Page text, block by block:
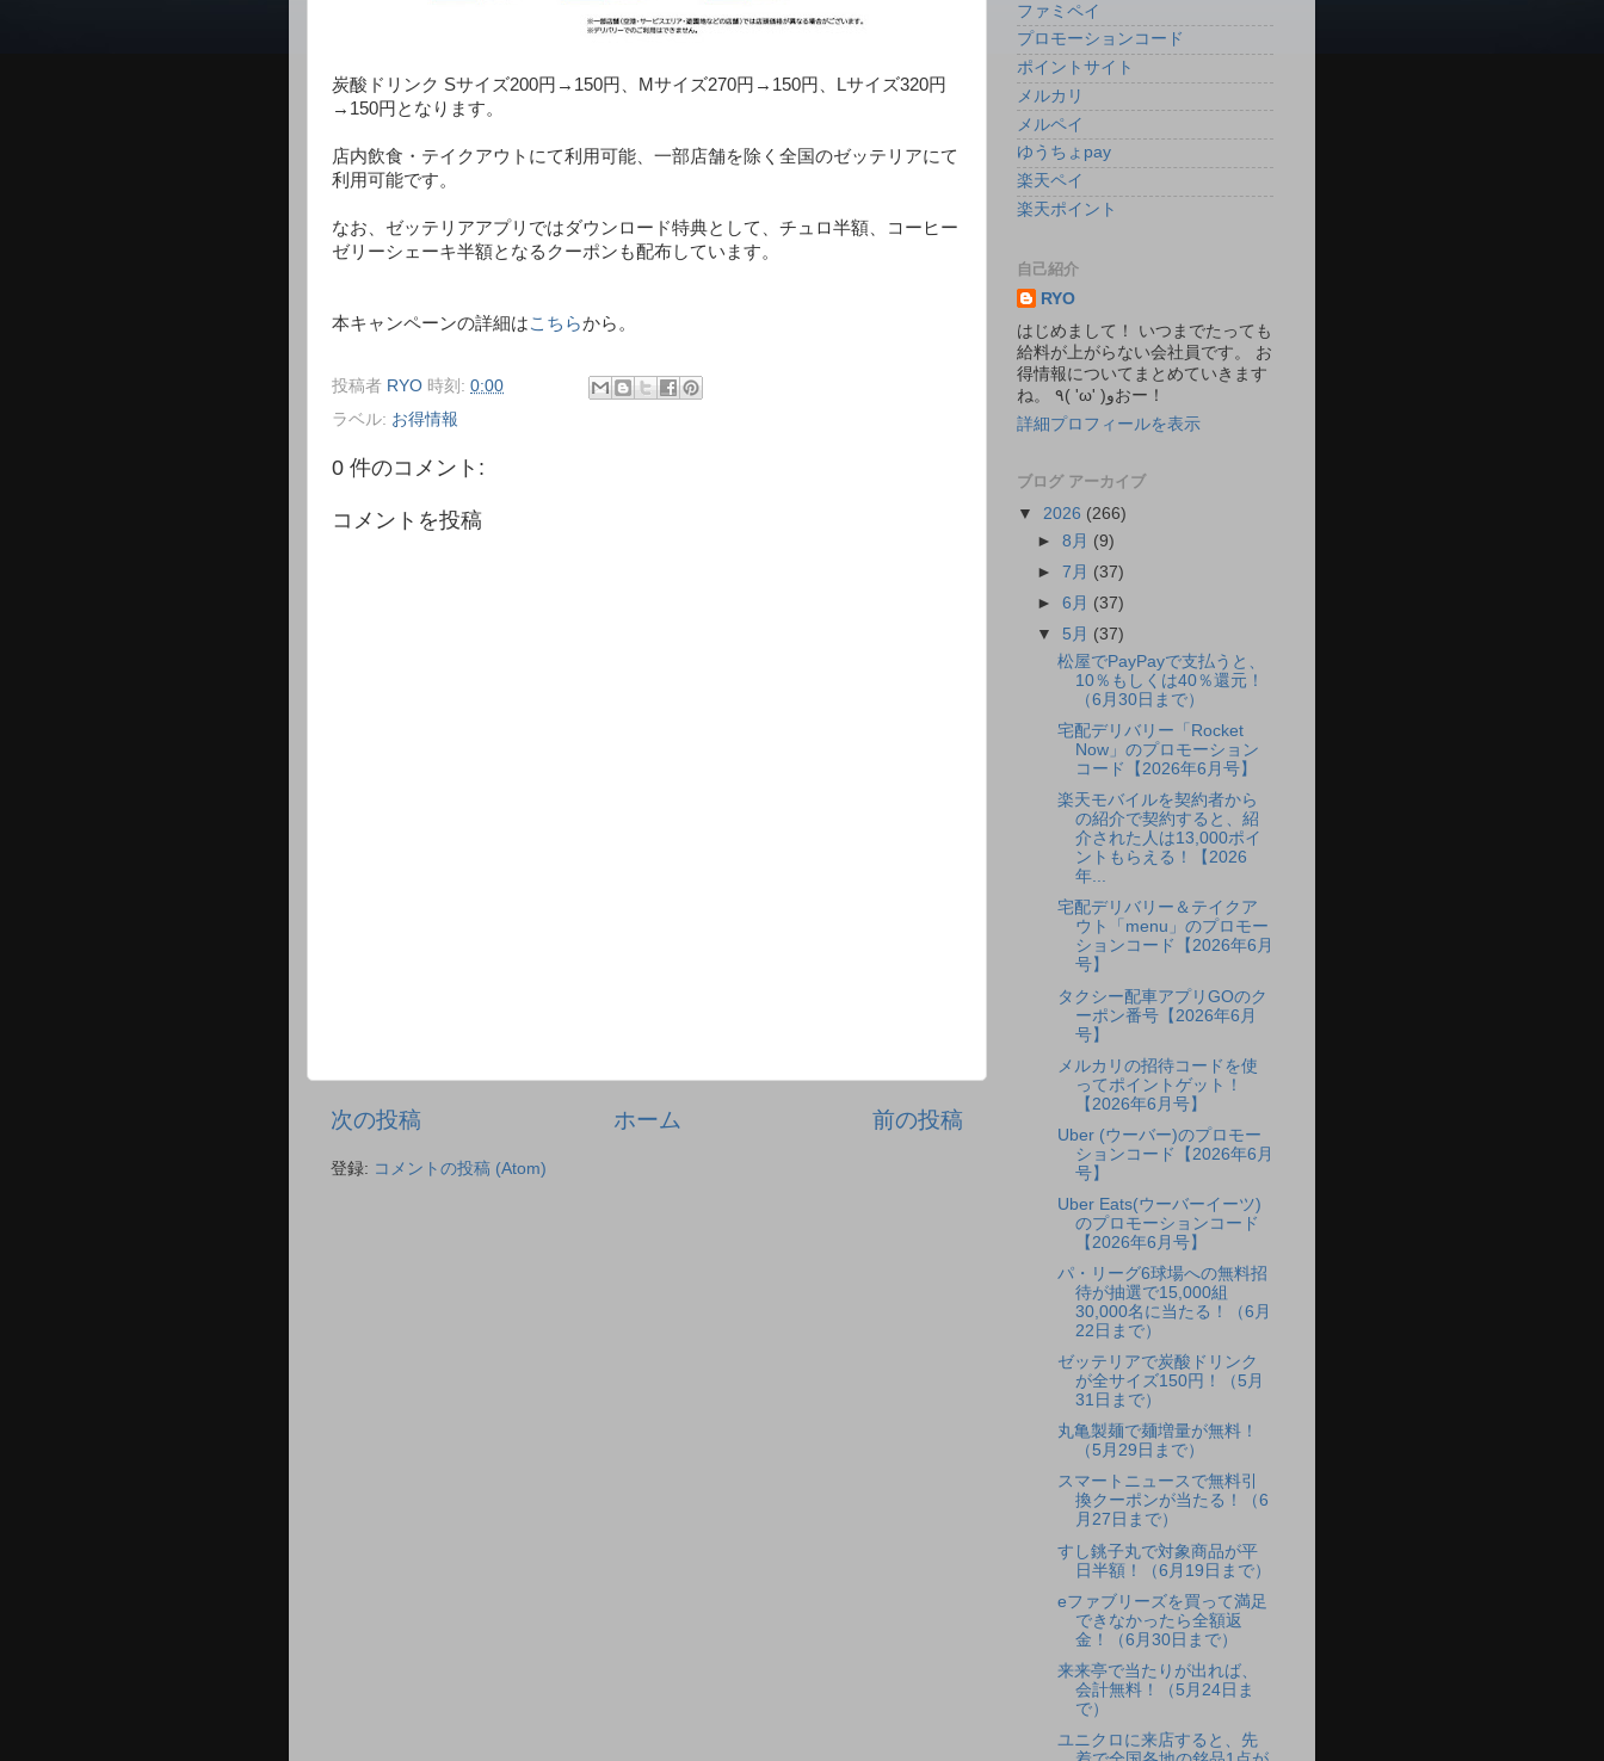
炭酸ドリンク Sサイズ200円→150円、Mサイズ270円→150円、Lサイズ320円
→150円となります。
店内飲食・テイクアウトにて利用可能、一部店舗を除く全国のゼッテリアにて
利用可能です。
なお、ゼッテリアアプリではダウンロード特典として、チュロ半額、コーヒー
ゼリーシェーキ半額となるクーポンも配布しています。
本キャンペーンの詳細はこちらから。
投稿者 RYO 時刻: 0:00
ラベル: お得情報
0 件のコメント:
コメントを投稿
次の投稿 前の投稿
ホーム
登録: コメントの投稿 (Atom)
ファミペイ
プロモーションコード
ポイントサイト
メルカリ
メルペイ
ゆうちょpay
楽天ペイ
楽天ポイント
自己紹介
RYO
はじめまして！ いつまでたっても
給料が上がらない会社員です。 お
得情報についてまとめていきます
ね。 ٩( 'ω' )وおー！
詳細プロフィールを表示
ブログ アーカイブ
▼ 2026 (266)
►8月 (9)
►7月 (37)
►6月 (37)
▼ 5月 (37)
松屋でPayPayで支払うと、
10％もしくは40％還元！
（6月30日まで）
宅配デリバリー「Rocket
Now」のプロモーション
コード【2026年6月号】
楽天モバイルを契約者から
の紹介で契約すると、紹
介された人は13,000ポイ
ントもらえる！【2026
年...
宅配デリバリー＆テイクア
ウト「menu」のプロモー
ションコード【2026年6月
号】
タクシー配車アプリGOのク
ーポン番号【2026年6月
号】
メルカリの招待コードを使
ってポイントゲット！
【2026年6月号】
Uber (ウーバー)のプロモー
ションコード【2026年6月
号】
Uber Eats(ウーバーイーツ)
のプロモーションコード
【2026年6月号】
パ・リーグ6球場への無料招
待が抽選で15,000組
30,000名に当たる！（6月
22日まで）
ゼッテリアで炭酸ドリンク
が全サイズ150円！（5月
31日まで）
丸亀製麺で麺増量が無料！
（5月29日まで）
スマートニュースで無料引
換クーポンが当たる！（6
月27日まで）
すし銚子丸で対象商品が平
日半額！（6月19日まで）
eファブリーズを買って満足
できなかったら全額返
金！（6月30日まで）
来来亭で当たりが出れば、
会計無料！（5月24日ま
で）
ユニクロに来店すると、先